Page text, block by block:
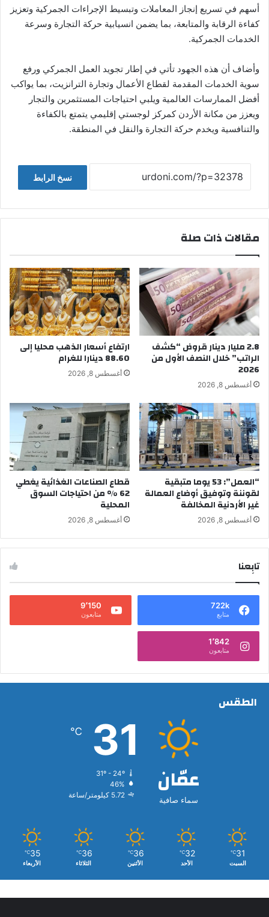
أسهم في تسريع إنجاز المعاملات وتبسيط الإجراءات الجمركية وتعزيز
كفاءة الرقابة والمتابعة، بما يضمن انسيابية حركة التجارة وسرعة
الخدمات الجمركية.
وأضاف أن هذه الجهود تأتي في إطار تجويد العمل الجمركي ورفع
سوية الخدمات المقدمة لقطاع الأعمال وتجارة الترانزيت، بما يواكب
أفضل الممارسات العالمية ويلبي احتياجات المستثمرين والتجار
ويعزز من مكانة الأردن كمركز لوجستي إقليمي يتمتع بالكفاءة
والتنافسية ويخدم حركة التجارة والنقل في المنطقة.
نسخ الرابط
مقالات ذات صلة
2.8 مليار دينار قروض “كشف
الراتب” خلال النصف الأول من
2026
أغسطس 8, 2026
ارتفاع أسعار الذهب محليا إلى
88.60 دينارا للغرام
أغسطس 8, 2026
“العمل”: 53 يوما متبقية
لقوننة وتوفيق أوضاع العمالة
غير الأردنية المخالفة
أغسطس 8, 2026
قطاع الصناعات الغذائية يغطي
62 % من احتياجات السوق
المحلية
أغسطس 8, 2026
تابِعنا
722k
متابع
9٬150
متابعون
1٬842
متابعون
الطقس
عمّان
سماء صافية
31
℃
31º - 24º
46%
5.72 كيلومتر/ساعة
31
℃
السبت
32
℃
الأحد
36
℃
الأثنين
36
℃
الثلاثاء
35
℃
الأربعاء